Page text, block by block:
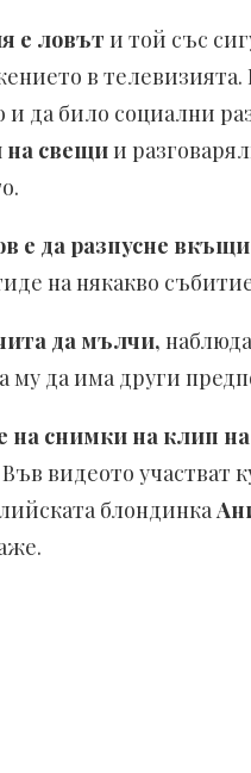
е ловът и той със
в телевизията.
да било социални
на свещии
е да разпусне
на някакво
да мълчи,
му да има други
на снимки на клип
Във видеото участват
блондинка